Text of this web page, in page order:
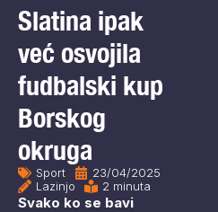
Čitaj
O nama
Slatina ipak
već osvojila
fudbalski kup
Borskog
okruga
Sport
23/04/2025
Lazinjo
2 minuta
Svako ko se bavi